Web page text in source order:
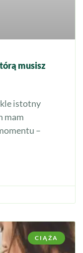
musisz
istotny
mam
–
CIĄŻA